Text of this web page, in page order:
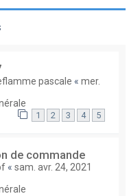
h
pascale « mer.
1 2 3 4 5
de commande
« sam. avr. 24, 2021